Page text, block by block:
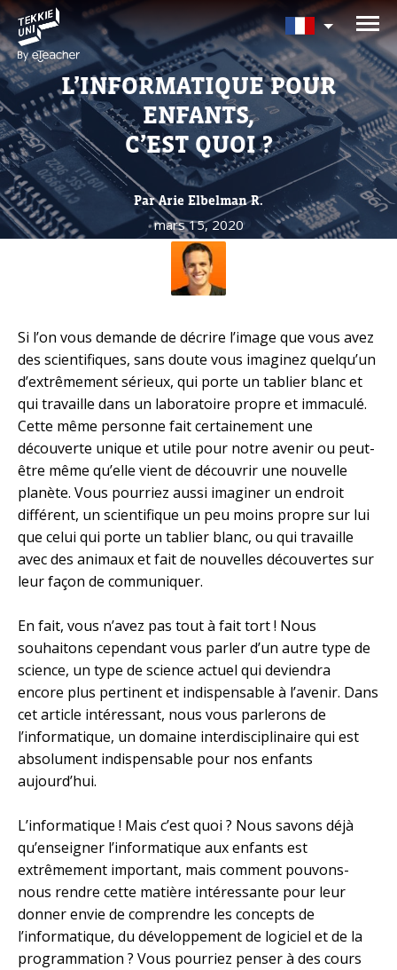
L’INFORMATIQUE POUR
ENFANTS,
C’EST QUOI ?
Par Arie Elbelman R.
mars 15, 2020
Si l’on vous demande de décrire l’image que vous avez
des scientifiques, sans doute vous imaginez quelqu’un
d’extrêmement sérieux, qui porte un tablier blanc et
qui travaille dans un laboratoire propre et immaculé.
Cette même personne fait certainement une
découverte unique et utile pour notre avenir ou peut-
être même qu’elle vient de découvrir une nouvelle
planète. Vous pourriez aussi imaginer un endroit
différent, un scientifique un peu moins propre sur lui
que celui qui porte un tablier blanc, ou qui travaille
avec des animaux et fait de nouvelles découvertes sur
leur façon de communiquer.
En fait, vous n’avez pas tout à fait tort ! Nous
souhaitons cependant vous parler d’un autre type de
science, un type de science actuel qui deviendra
encore plus pertinent et indispensable à l’avenir. Dans
cet article intéressant, nous vous parlerons de
l’informatique, un domaine interdisciplinaire qui est
absolument indispensable pour nos enfants
aujourd’hui.
L’informatique ! Mais c’est quoi ? Nous savons déjà
qu’enseigner l’informatique aux enfants est
extrêmement important, mais comment pouvons-
nous rendre cette matière intéressante pour leur
donner envie de comprendre les concepts de
l’informatique, du développement de logiciel et de la
programmation ? Vous pourriez penser à des cours
Avez-vous besoin d'aide pour
choisir votre cours?
Laissez vos coordonnées et nous vous
contacterons sous peu.
Nom complet d'un parent
E-mail des parents
Numéro de téléphone portable
Politique de confidentialité
OBTENIR PLUS D’INFOS